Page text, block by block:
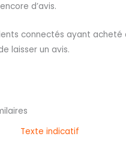
d’avis.
connectés ayant
laisser un avis.